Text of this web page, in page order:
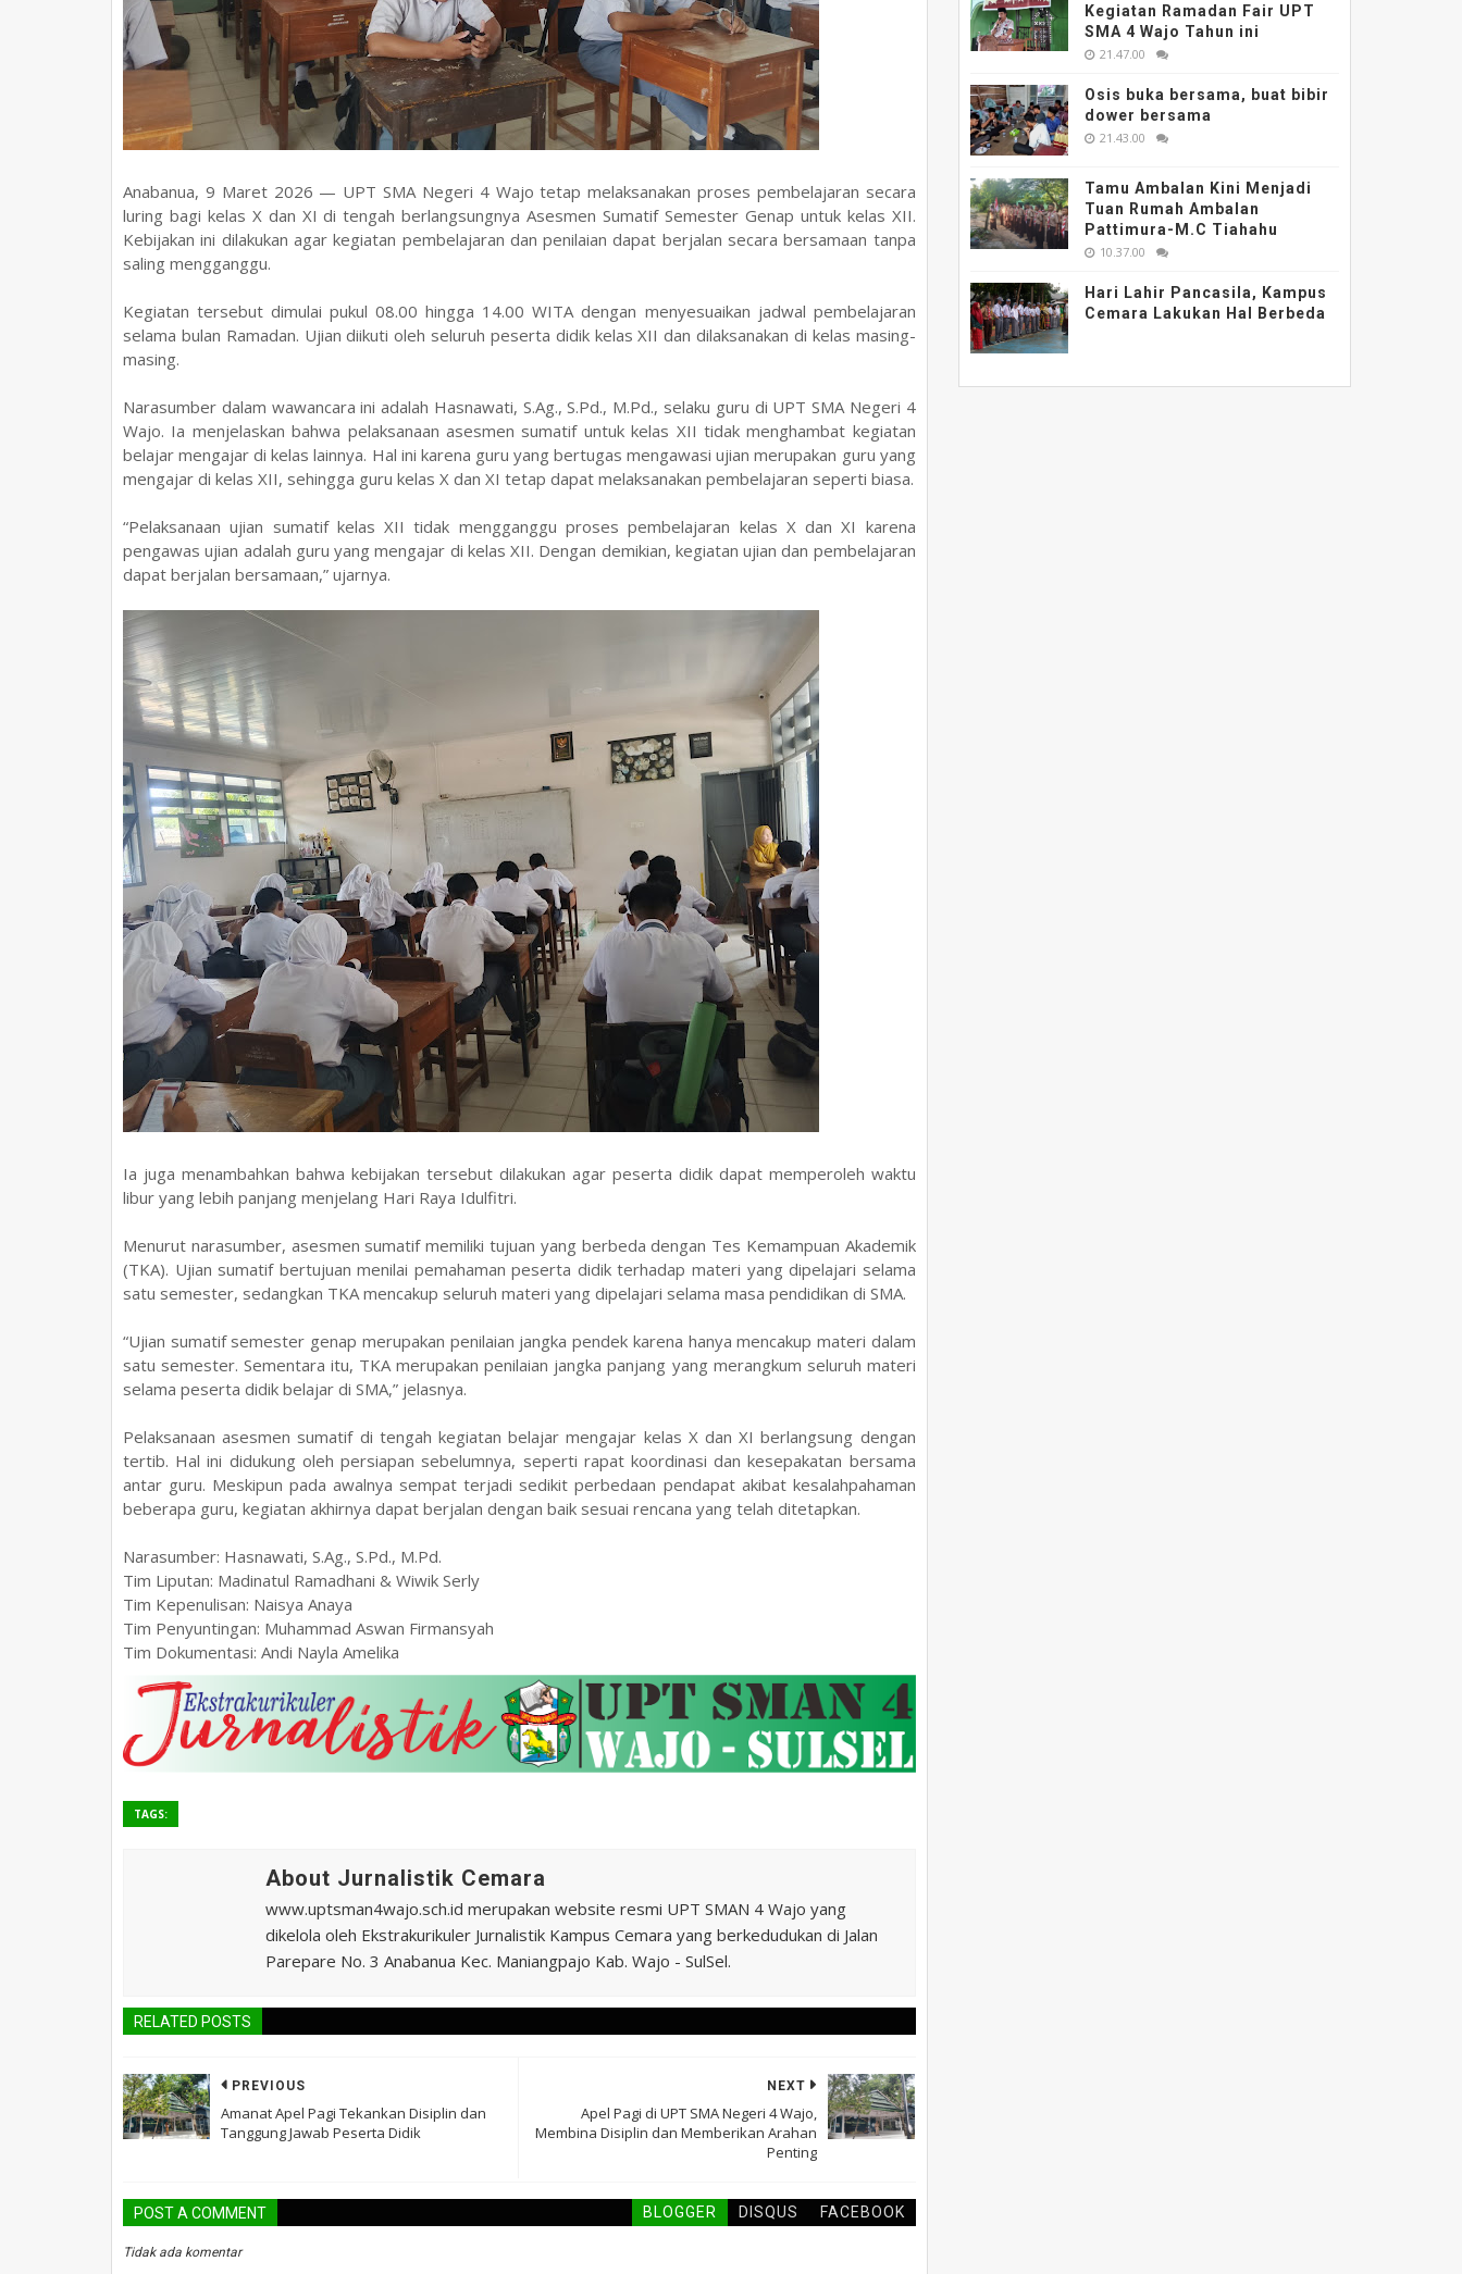
Anabanua, 9 Maret 2026 — UPT SMA Negeri 4 Wajo tetap melaksanakan proses pembelajaran secara
luring bagi kelas X dan XI di tengah berlangsungnya Asesmen Sumatif Semester Genap untuk kelas XII.
Kebijakan ini dilakukan agar kegiatan pembelajaran dan penilaian dapat berjalan secara bersamaan tanpa
saling mengganggu.
Kegiatan tersebut dimulai pukul 08.00 hingga 14.00 WITA dengan menyesuaikan jadwal pembelajaran
selama bulan Ramadan. Ujian diikuti oleh seluruh peserta didik kelas XII dan dilaksanakan di kelas masing-
masing.
Narasumber dalam wawancara ini adalah Hasnawati, S.Ag., S.Pd., M.Pd., selaku guru di UPT SMA Negeri 4
Wajo. Ia menjelaskan bahwa pelaksanaan asesmen sumatif untuk kelas XII tidak menghambat kegiatan
belajar mengajar di kelas lainnya. Hal ini karena guru yang bertugas mengawasi ujian merupakan guru yang
mengajar di kelas XII, sehingga guru kelas X dan XI tetap dapat melaksanakan pembelajaran seperti biasa.
“Pelaksanaan ujian sumatif kelas XII tidak mengganggu proses pembelajaran kelas X dan XI karena
pengawas ujian adalah guru yang mengajar di kelas XII. Dengan demikian, kegiatan ujian dan pembelajaran
dapat berjalan bersamaan,” ujarnya.
Ia juga menambahkan bahwa kebijakan tersebut dilakukan agar peserta didik dapat memperoleh waktu
libur yang lebih panjang menjelang Hari Raya Idulfitri.
Menurut narasumber, asesmen sumatif memiliki tujuan yang berbeda dengan Tes Kemampuan Akademik
(TKA). Ujian sumatif bertujuan menilai pemahaman peserta didik terhadap materi yang dipelajari selama
satu semester, sedangkan TKA mencakup seluruh materi yang dipelajari selama masa pendidikan di SMA.
“Ujian sumatif semester genap merupakan penilaian jangka pendek karena hanya mencakup materi dalam
satu semester. Sementara itu, TKA merupakan penilaian jangka panjang yang merangkum seluruh materi
selama peserta didik belajar di SMA,” jelasnya.
Pelaksanaan asesmen sumatif di tengah kegiatan belajar mengajar kelas X dan XI berlangsung dengan
tertib. Hal ini didukung oleh persiapan sebelumnya, seperti rapat koordinasi dan kesepakatan bersama
antar guru. Meskipun pada awalnya sempat terjadi sedikit perbedaan pendapat akibat kesalahpahaman
beberapa guru, kegiatan akhirnya dapat berjalan dengan baik sesuai rencana yang telah ditetapkan.
Narasumber: Hasnawati, S.Ag., S.Pd., M.Pd.
Tim Liputan: Madinatul Ramadhani & Wiwik Serly
Tim Kepenulisan: Naisya Anaya
Tim Penyuntingan: Muhammad Aswan Firmansyah
Tim Dokumentasi: Andi Nayla Amelika
TAGS:
About Jurnalistik Cemara
www.uptsman4wajo.sch.id merupakan website resmi UPT SMAN 4 Wajo yang
dikelola oleh Ekstrakurikuler Jurnalistik Kampus Cemara yang berkedudukan di Jalan
Parepare No. 3 Anabanua Kec. Maniangpajo Kab. Wajo - SulSel.
RELATED POSTS
NEXT
Apel Pagi di UPT SMA Negeri 4 Wajo,
Membina Disiplin dan Memberikan Arahan
Penting
PREVIOUS
Amanat Apel Pagi Tekankan Disiplin dan
Tanggung Jawab Peserta Didik
POST A COMMENT BLOGGER DISQUS FACEBOOK
Tidak ada komentar
Kegiatan Ramadan Fair UPT
SMA 4 Wajo Tahun ini
21.47.00
Osis buka bersama, buat bibir
dower bersama
21.43.00
Tamu Ambalan Kini Menjadi
Tuan Rumah Ambalan
Pattimura-M.C Tiahahu
10.37.00
Hari Lahir Pancasila, Kampus
Cemara Lakukan Hal Berbeda